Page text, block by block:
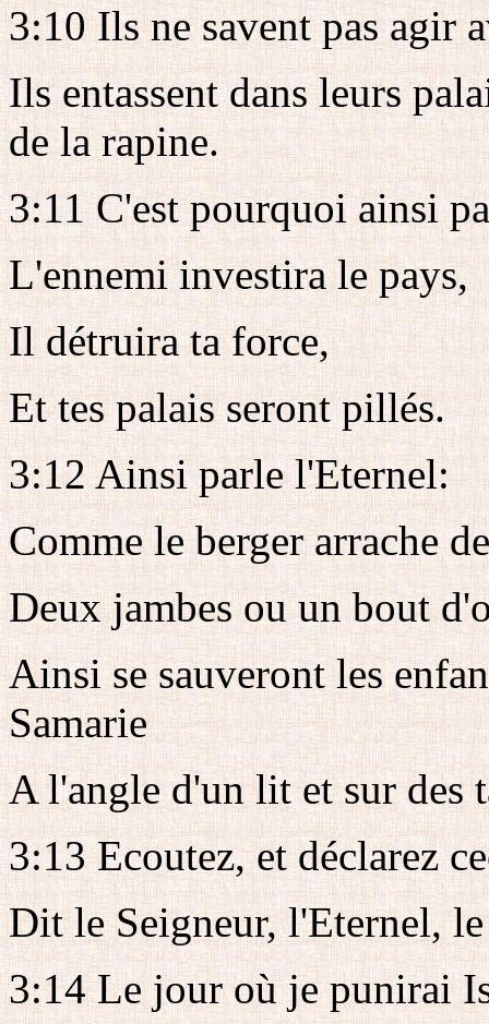
3:10 Ils ne savent pas agir
Ils entassent dans leurs
de la rapine.
3:11 C'est pourquoi ainsi
L'ennemi investira le pays,
Il détruira ta force,
Et tes palais seront pillés.
3:12 Ainsi parle l'Eternel:
Comme le berger arrache
Deux jambes ou un bout
Ainsi se sauveront les
Samarie
A l'angle d'un lit et sur des
3:13 Ecoutez, et déclarez
Dit le Seigneur, l'Eternel,
3:14 Le jour où je punirai